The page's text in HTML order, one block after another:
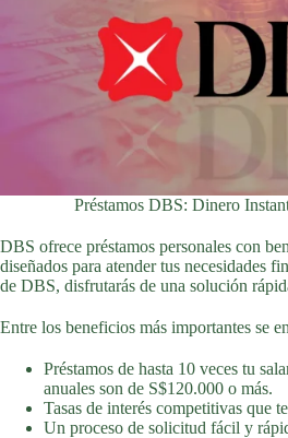
Préstamos DBS: Dinero
DBS ofrece préstamos personales con
diseñados para atender tus necesidades
de DBS, disfrutarás de una solución
Entre los beneficios más importantes se
Préstamos de hasta 10 veces tu
anuales son de S$120.000 o más.
Tasas de interés competitivas que
Un proceso de solicitud fácil y